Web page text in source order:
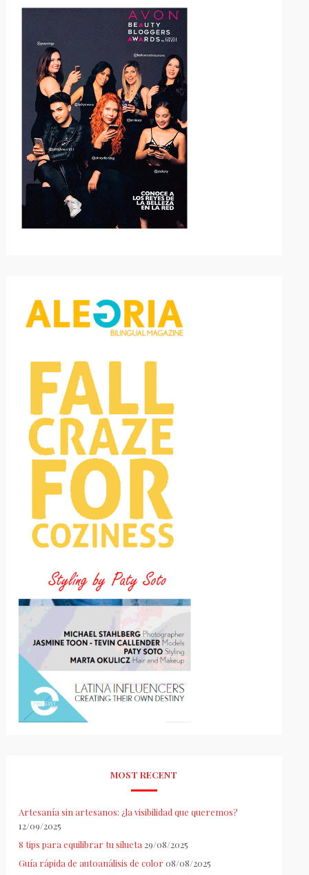
MOST RECENT
Artesanía sin artesanos: ¿la visibilidad que queremos?
12/09/2025
8 tips para equilibrar tu silueta 29/08/2025
Guía rápida de autoanálisis de color 08/08/2025